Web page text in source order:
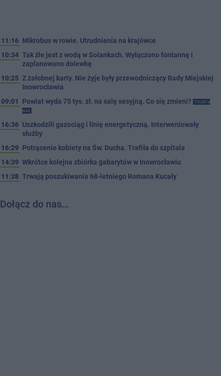
11:16 Mikrobus w rowie. Utrudnienia na krajówce
10:34 Tak źle jest z wodą w Solankach. Wyłączono fontannę i
zaplanowano dolewkę
10:25 Z żałobnej karty. Nie żyje były przewodniczący Rady Miejskiej
Inowrocławia
09:01
Powiat wyda 75 tys. zł. na salę sesyjną. Co się zmieni?
TYLKO U
NAS
16:36 Uszkodzili gazociąg i linię energetyczną. Interweniowały
służby
16:29 Potrącenie kobiety na Św. Ducha. Trafiła do szpitala
14:39 Wkrótce kolejna zbiórka gabarytów w Inowrocławiu
11:38 Trwają poszukiwania 68-letniego Romana Kucały
Dołącz do nas…